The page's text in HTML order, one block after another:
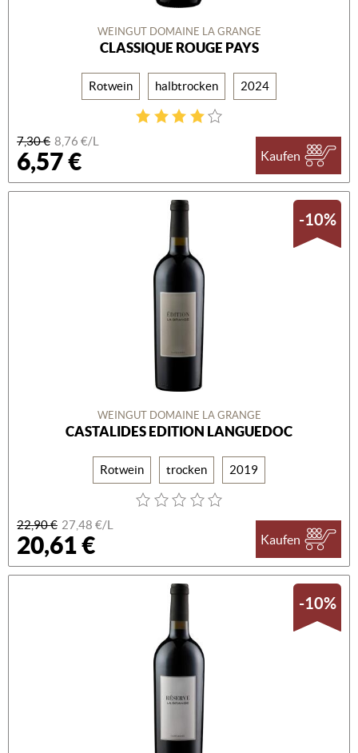
WEINGUT DOMAINE LA GRANGE
CLASSIQUE ROUGE PAYS
Rotwein halbtrocken 2024
7,30 € 8,76 €/L
6,57 € Kaufen
-10%
WEINGUT DOMAINE LA GRANGE
CASTALIDES EDITION LANGUEDOC
Rotwein trocken 2019
22,90 € 27,48 €/L
20,61 € Kaufen
-10%